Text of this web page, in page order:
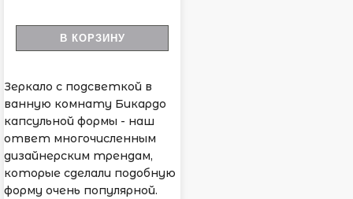
В КОРЗИНУ
Зеркало с подсветкой в
ванную комнату Бикардо
капсульной формы - наш
ответ многочисленным
дизайнерским трендам,
которые сделали подобную
форму очень популярной.